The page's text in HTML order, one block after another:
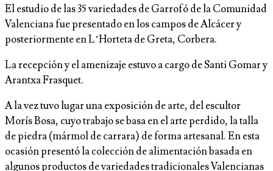
El estudio de las 35 variedades de Garrofó de la Comunidad
Valenciana fue presentado en los campos de Alcácer y
posteriormente en L’Horteta de Greta, Corbera.
La recepción y el amenizaje estuvo a cargo de Santi Gomar y
Arantxa Frasquet.
A la vez tuvo lugar una exposición de arte, del escultor
Morís Bosa, cuyo trabajo se basa en el arte perdido, la talla
de piedra (mármol de carrara) de forma artesanal. En esta
ocasión presentó la colección de alimentación basada en
algunos productos de variedades tradicionales Valencianas